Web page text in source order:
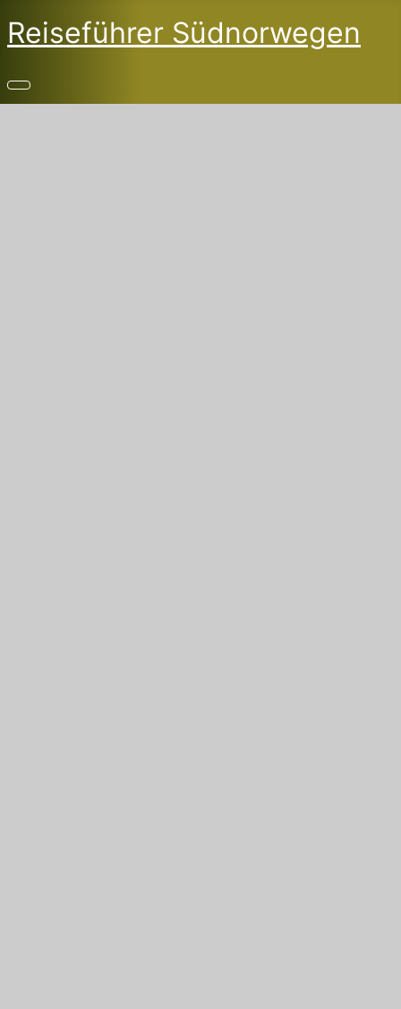
Reiseführer Südnorwegen